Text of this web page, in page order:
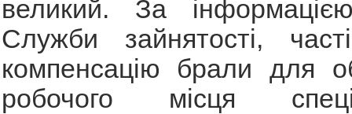
великий. За
Служби зайнятості,
компенсацію брали для
робочого місця